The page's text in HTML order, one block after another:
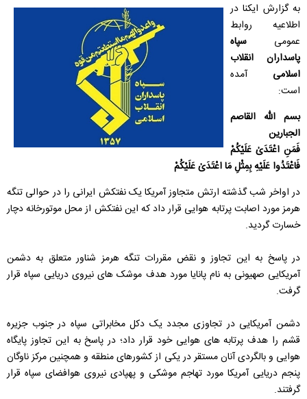
به گزارش ایکنا در
اطلاعیه روابط
عمومی سپاه
پاسداران انقلاب
اسلامی آمده
است:
بسم الله القاصم
الجبارین
فَمَنِ اعْتَدَىٰ عَلَيْكُمْ
فَاعْتَدُوا عَلَيْهِ بِمِثْلِ مَا اعْتَدَىٰ عَلَيْكُمْ
در اواخر شب گذشته ارتش متجاوز آمریکا یک نفتکش ایرانی را در حوالی تنگه
هرمز مورد اصابت پرتابه هوایی قرار داد که این نفتکش از محل موتورخانه دچار
خسارت گردید.
در پاسخ به این تجاوز و نقض مقررات تنگه هرمز شناور متعلق به دشمن
آمریکایی صهیونی به نام پانایا مورد هدف موشک های نیروی دریایی سپاه قرار
گرفت.
دشمن آمریکایی در تجاوزی مجدد یک دکل مخابراتی سپاه در جنوب جزیره
قشم را هدف پرتابه های هوایی خود قرار داد؛ در پاسخ به این تجاوز پایگاه
هوایی و بالگردی آنان مستقر در یکی از کشورهای منطقه و همچنین مرکز ناوگان
پنجم دریایی آمریکا مورد تهاجم موشکی و پهپادی نیروی هوافضای سپاه قرار
گرفتند.